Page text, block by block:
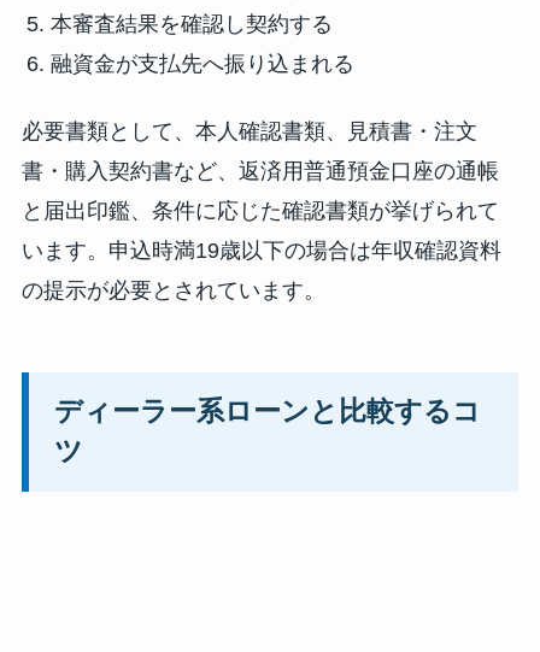
本審査結果を確認し契約する
融資金が支払先へ振り込まれる
必要書類として、本人確認書類、見積書・注文
書・購入契約書など、返済用普通預金口座の通帳
と届出印鑑、条件に応じた確認書類が挙げられて
います。申込時満19歳以下の場合は年収確認資料
の提示が必要とされています。
ディーラー系ローンと比較するコ
ツ